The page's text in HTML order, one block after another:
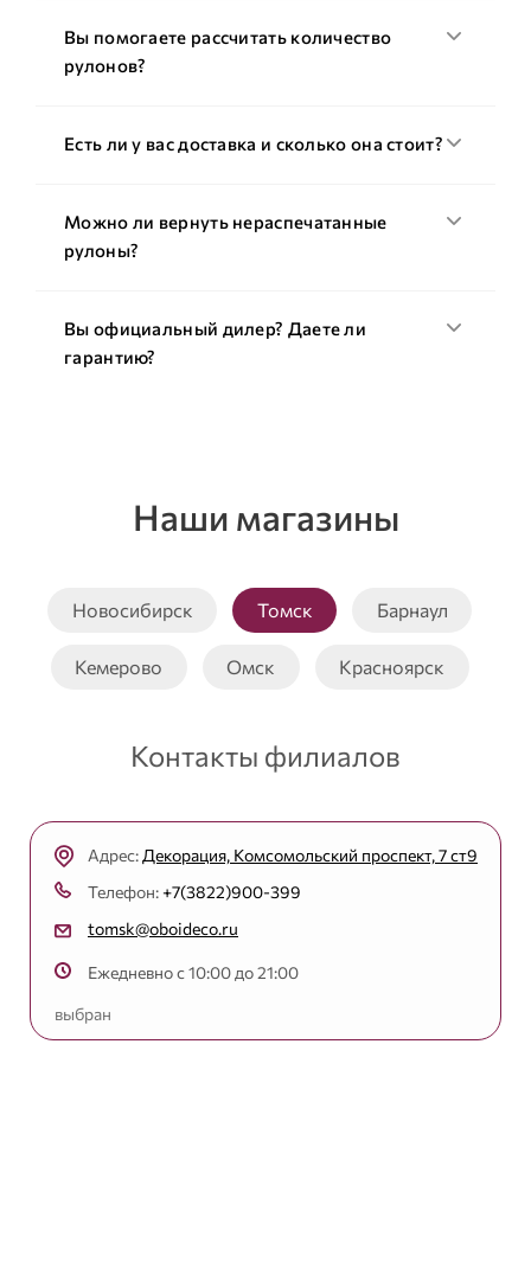
Вы помогаете рассчитать количество
рулонов?
Есть ли у вас доставка и сколько она стоит?
Можно ли вернуть нераспечатанные
рулоны?
Вы официальный дилер? Даете ли
гарантию?
Наши магазины
Новосибирск Томск Барнаул
Кемерово Омск Красноярск
Контакты филиалов
Адрес: Декорация, Комсомольский проспект, 7 ст9
Телефон: +7(3822)900-399
tomsk@oboideco.ru
Ежедневно с 10:00 до 21:00
выбран